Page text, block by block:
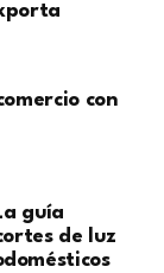
con
guía
de luz